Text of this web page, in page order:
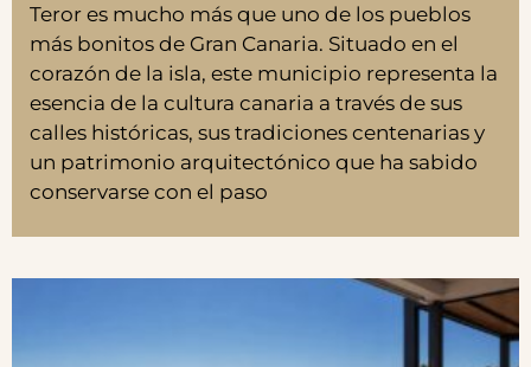
Teror es mucho más que uno de los pueblos
más bonitos de Gran Canaria. Situado en el
corazón de la isla, este municipio representa la
esencia de la cultura canaria a través de sus
calles históricas, sus tradiciones centenarias y
un patrimonio arquitectónico que ha sabido
conservarse con el paso